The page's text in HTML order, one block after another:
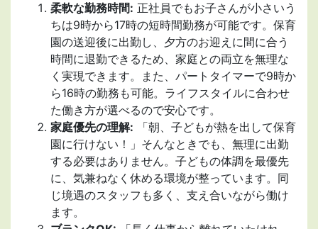
柔軟な勤務時間: 正社員でもお子さんが小さいう
ちは9時から17時の短時間勤務が可能です。保育
園の送迎後に出勤し、夕方のお迎えに間に合う
時間に退勤できるため、家庭との両立を無理な
く実現できます。また、パートタイマーで9時か
ら16時の勤務も可能。ライフスタイルに合わせ
た働き方が選べるので安心です。
家庭優先の理解: 「朝、子どもが熱を出して保育
園に行けない！」そんなときでも、無理に出勤
する必要はありません。子どもの体調を最優先
に、気兼ねなく休める環境が整っています。同
じ境遇のスタッフも多く、支え合いながら働け
ます。